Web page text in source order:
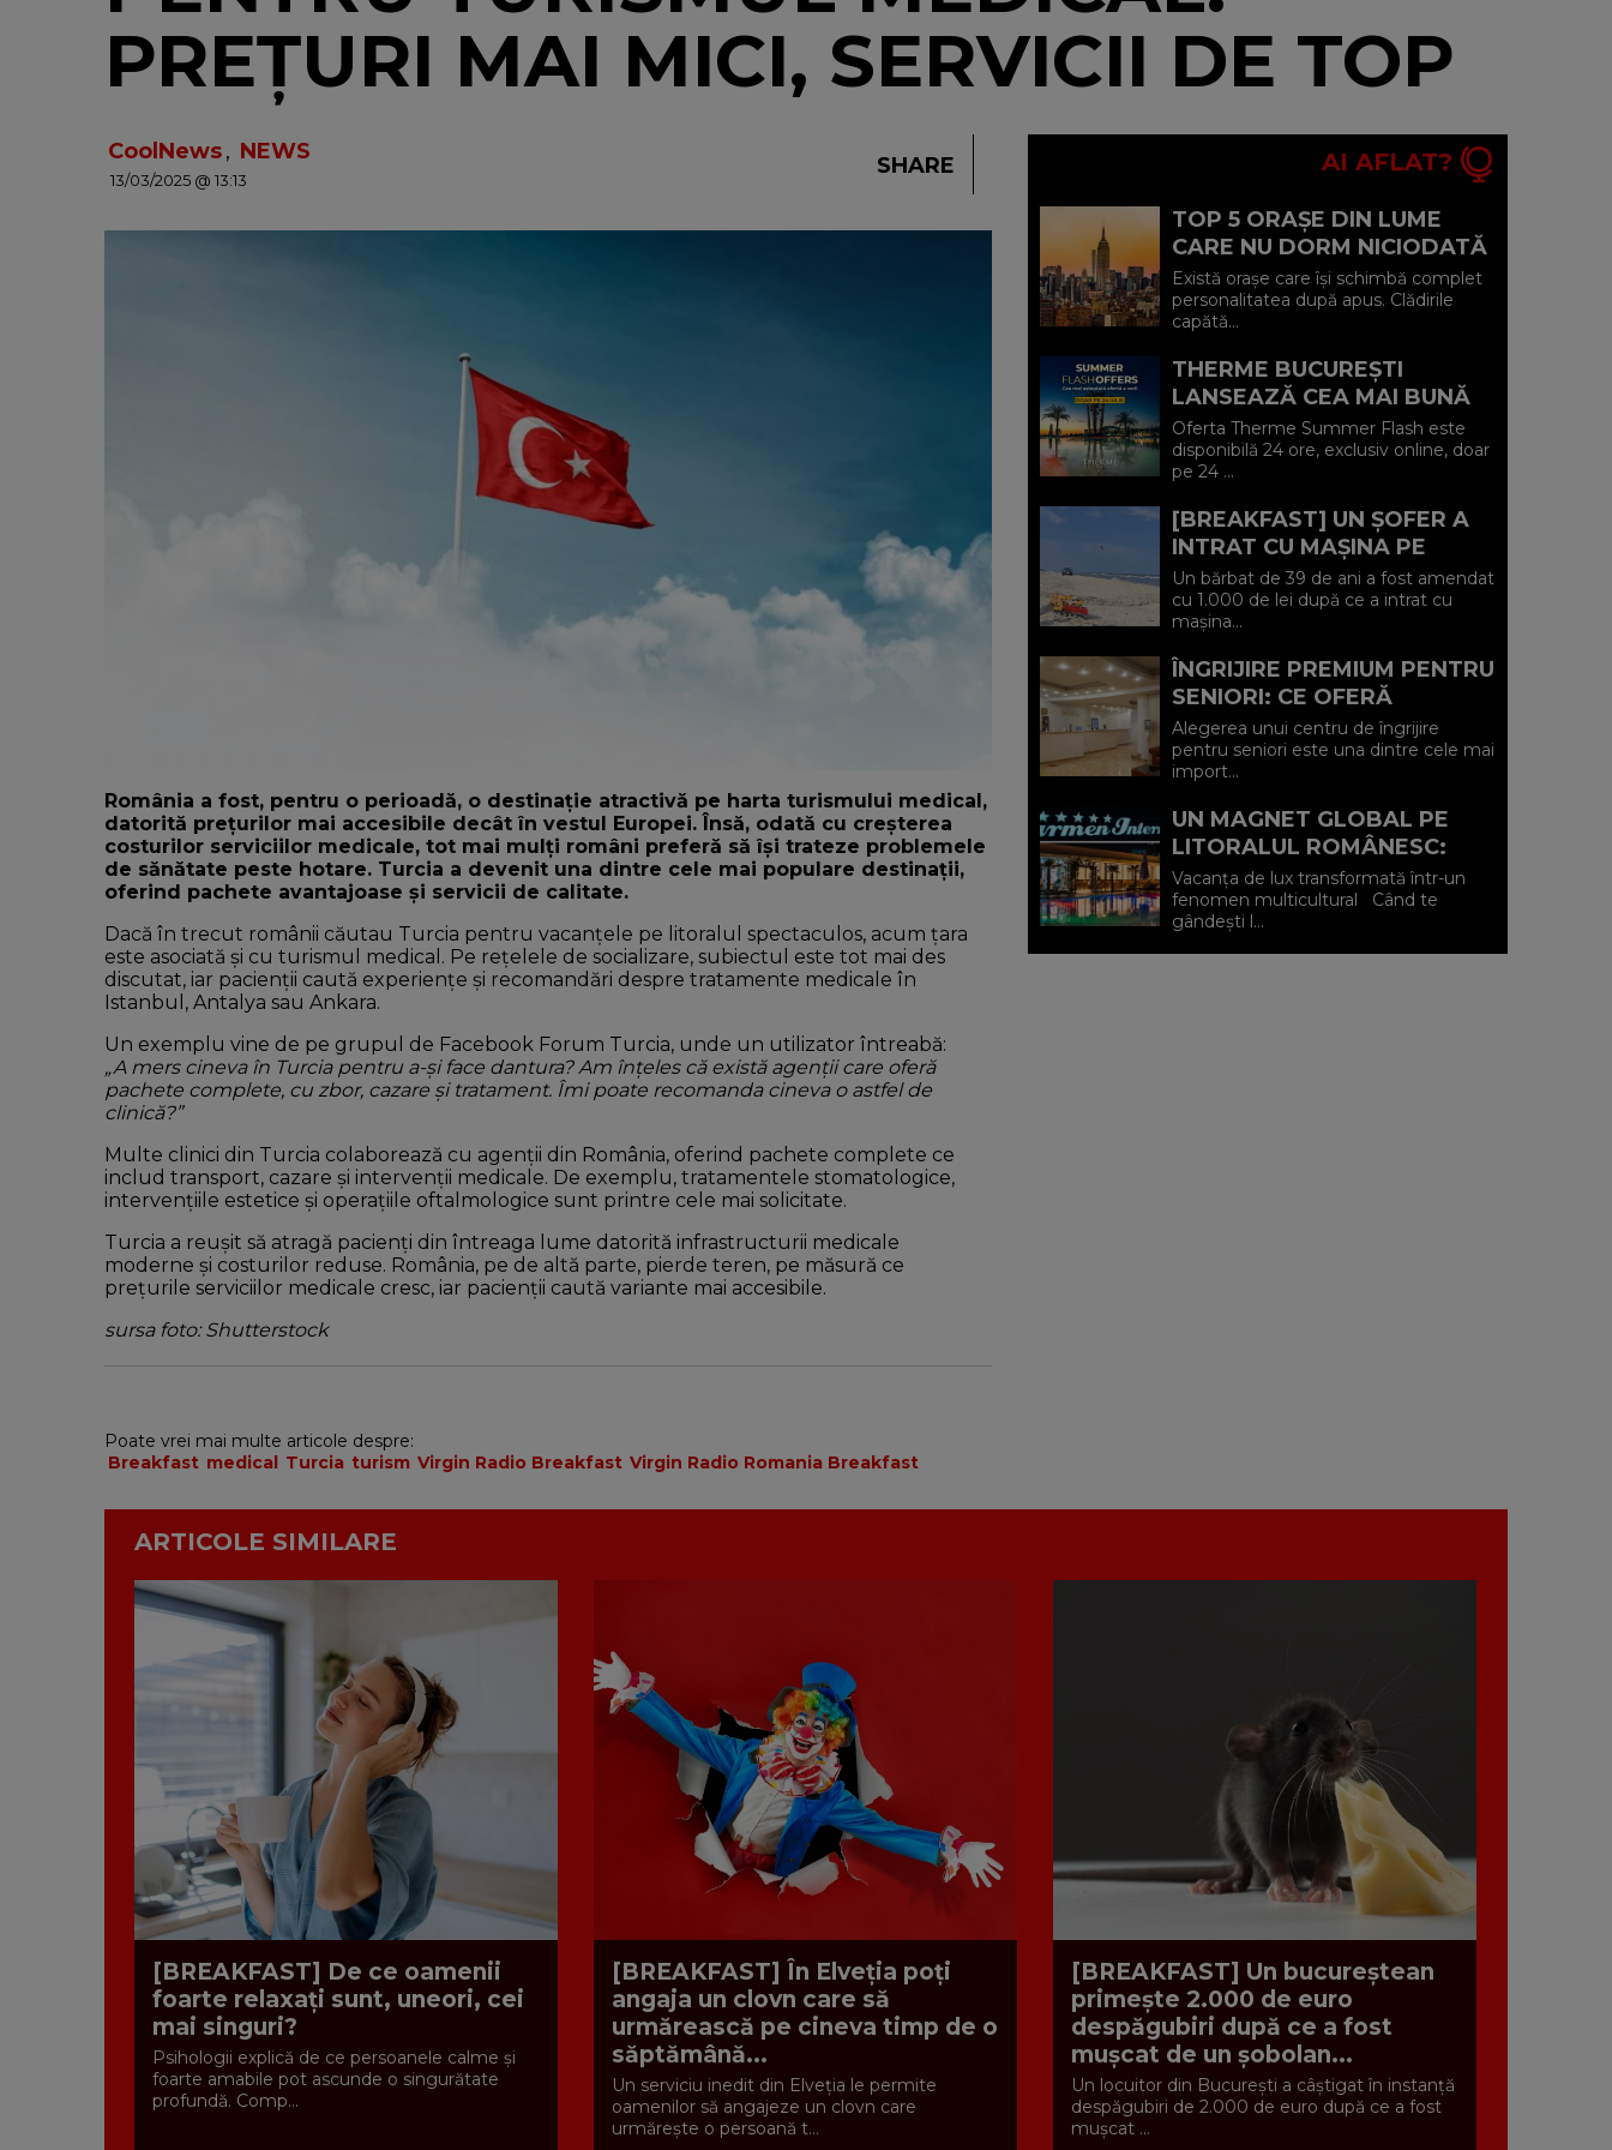
PREȚURI MAI MICI, SERVICII DE TOP
CoolNews, NEWS
13/03/2025 @ 13:13
SHARE
România a fost, pentru o perioadă, o destinație atractivă pe harta turismului medical,
datorită prețurilor mai accesibile decât în vestul Europei. Însă, odată cu creșterea
costurilor serviciilor medicale, tot mai mulți români preferă să își trateze problemele
de sănătate peste hotare. Turcia a devenit una dintre cele mai populare destinații,
oferind pachete avantajoase și servicii de calitate.
Dacă în trecut românii căutau Turcia pentru vacanțele pe litoralul spectaculos, acum țara
este asociată și cu turismul medical. Pe rețelele de socializare, subiectul este tot mai des
discutat, iar pacienții caută experiențe și recomandări despre tratamente medicale în
Istanbul, Antalya sau Ankara.
Un exemplu vine de pe grupul de Facebook Forum Turcia, unde un utilizator întreabă:
„A mers cineva în Turcia pentru a-și face dantura? Am înțeles că există agenții care oferă
pachete complete, cu zbor, cazare și tratament. Îmi poate recomanda cineva o astfel de
clinică?”
Multe clinici din Turcia colaborează cu agenții din România, oferind pachete complete ce
includ transport, cazare și intervenții medicale. De exemplu, tratamentele stomatologice,
intervențiile estetice și operațiile oftalmologice sunt printre cele mai solicitate.
Turcia a reușit să atragă pacienți din întreaga lume datorită infrastructurii medicale
moderne și costurilor reduse. România, pe de altă parte, pierde teren, pe măsură ce
prețurile serviciilor medicale cresc, iar pacienții caută variante mai accesibile.
sursa foto: Shutterstock
Poate vrei mai multe articole despre:
Breakfast medical Turcia turism Virgin Radio Breakfast Virgin Radio Romania Breakfast
AI AFLAT?
TOP 5 ORAȘE DIN LUME
CARE NU DORM NICIODATĂ
ȘI POVEȘTILE DIN SPATELE
CELOR MAI CELEBRE
BULEVARDE DE ...
Există orașe care își schimbă complet
personalitatea după apus. Clădirile
capătă...
THERME BUCUREȘTI
LANSEAZĂ CEA MAI BUNĂ
OFERTĂ A VERII: MINUS 20%
LA VOUCHERE, DOAR PE 24
IULIE (P)...
Oferta Therme Summer Flash este
disponibilă 24 ore, exclusiv online, doar
pe 24 ...
[BREAKFAST] UN ȘOFER A
INTRAT CU MAȘINA PE
PLAJA DIN VADU ȘI A FOST
AMENDAT.
Un bărbat de 39 de ani a fost amendat
cu 1.000 de lei după ce a intrat cu
mașina...
ÎNGRIJIRE PREMIUM PENTRU
SENIORI: CE OFERĂ
CENTRUL AFFINITY LIFE
CARE (P)
Alegerea unui centru de îngrijire
pentru seniori este una dintre cele mai
import...
UN MAGNET GLOBAL PE
LITORALUL ROMÂNESC:
HOTEL CARMEN
INTERNATIONAL 5★ DIN
VENUS (P)
Vacanța de lux transformată într-un
fenomen multicultural Când te
gândești l...
ARTICOLE SIMILARE
[BREAKFAST] De ce oamenii
foarte relaxați sunt, uneori, cei
mai singuri?
Psihologii explică de ce persoanele calme și
foarte amabile pot ascunde o singurătate
profundă. Comp...
[BREAKFAST] În Elveția poți
angaja un clovn care să
urmărească pe cineva timp de o
săptămână...
Un serviciu inedit din Elveția le permite
oamenilor să angajeze un clovn care
urmărește o persoană t...
[BREAKFAST] Un bucureștean
primește 2.000 de euro
despăgubiri după ce a fost
mușcat de un șobolan...
Un locuitor din București a câștigat în instanță
despăgubiri de 2.000 de euro după ce a fost
mușcat ...